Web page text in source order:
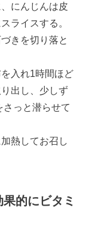
にんじんは皮
ライスする。
きを切り落と
入れ1時間ほど
出し、少しず
っと潜らせて
熱してお召し
的にビタミ